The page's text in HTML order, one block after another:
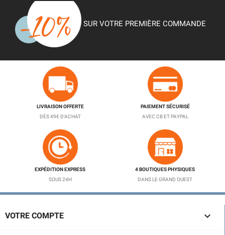
SUR VOTRE PREMIÈRE COMMANDE
LIVRAISON OFFERTE
DÈS 49€ D'ACHAT
PAIEMENT SÉCURISÉ
AVEC CB ET PAYPAL
EXPÉDITION EXPRESS
SOUS 24H
4 BOUTIQUES PHYSIQUES
DANS LE GRAND OUEST
VOTRE COMPTE 